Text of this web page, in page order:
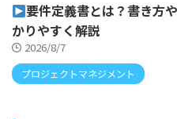
要件定義書とは？書き方
かりやすく解説
2026/8/7
プロジェクトマネジメント